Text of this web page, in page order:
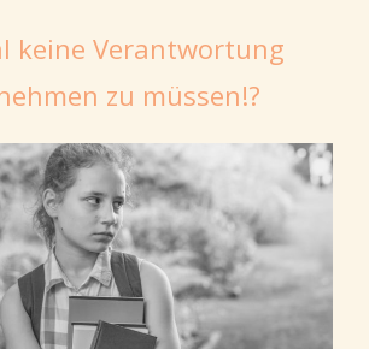
keine Verantwortung
zu müssen!?